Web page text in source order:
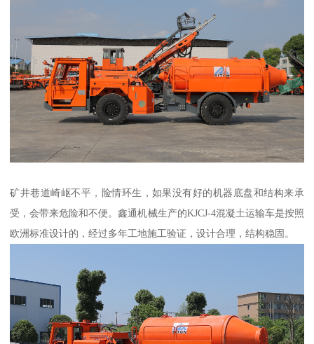
矿井巷道崎岖不平，险情环生，如果没有好的机器底盘和结构来承
受，会带来危险和不便。鑫通机械生产的KJCJ-4混凝土运输车是按照
欧洲标准设计的，经过多年工地施工验证，设计合理，结构稳固。